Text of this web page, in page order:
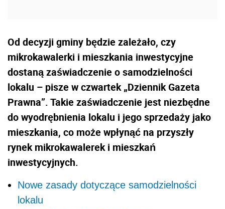
Od decyzji gminy będzie zależało, czy
mikrokawalerki i mieszkania inwestycyjne
dostaną zaświadczenie o samodzielności
lokalu – pisze w czwartek „Dziennik Gazeta
Prawna”. Takie zaświadczenie jest niezbędne
do wyodrębnienia lokalu i jego sprzedaży jako
mieszkania, co może wpłynąć na przyszły
rynek mikrokawalerek i mieszkań
inwestycyjnych.
Nowe zasady dotyczące samodzielności
lokalu